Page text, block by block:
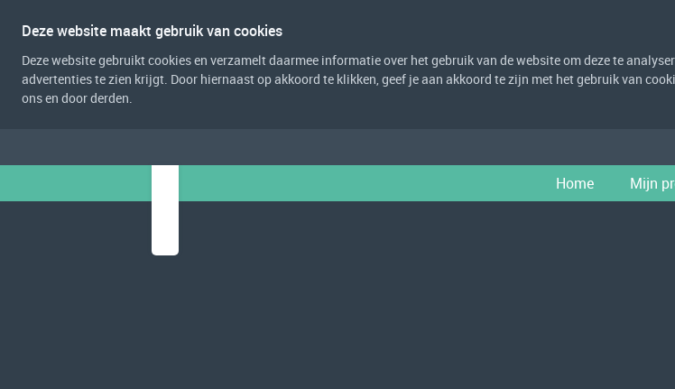
Deze website maakt gebruik van cookies
Deze website gebruikt cookies en verzamelt daarmee informatie over het gebruik van de website om deze te
advertenties te zien krijgt. Door hiernaast op akkoord te klikken, geef je aan akkoord te zijn met het gebruik van
ons en door derden.
Home Mijn